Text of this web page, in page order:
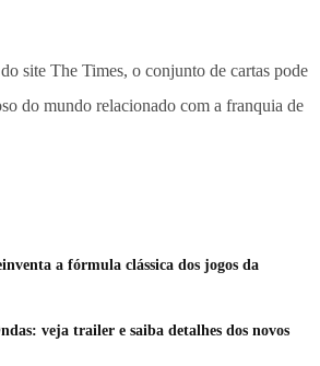
site The Times, o conjunto de cartas pode
do mundo relacionado com a franquia de
a fórmula clássica dos jogos da
veja trailer e saiba detalhes dos novos